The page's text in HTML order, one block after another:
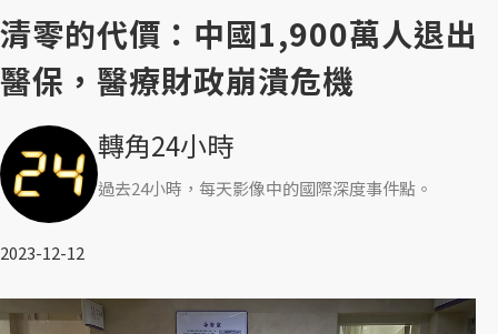
清零的代價：中國1,900萬人退出
醫保，醫療財政崩潰危機
轉角24小時
過去24小時，每天影像中的國際深度事件點。
2023-12-12